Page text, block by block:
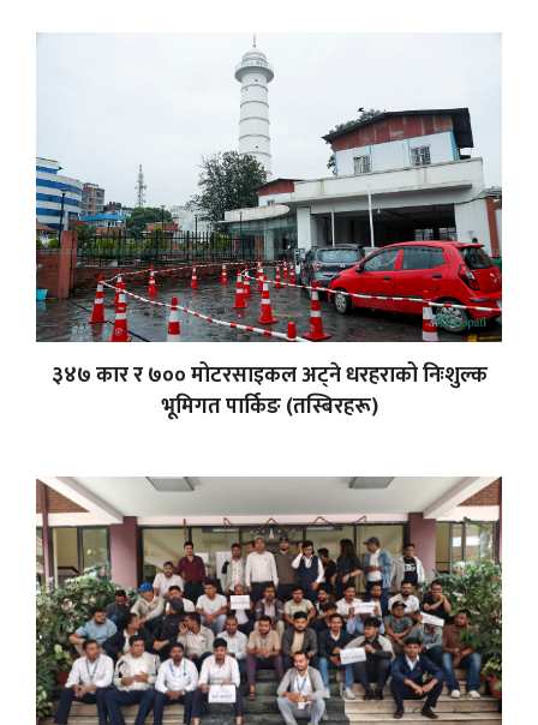
३४७ कार र ७०० मोटरसाइकल अट्ने धरहराको निःशुल्क
भूमिगत पार्किङ (तस्बिरहरू)